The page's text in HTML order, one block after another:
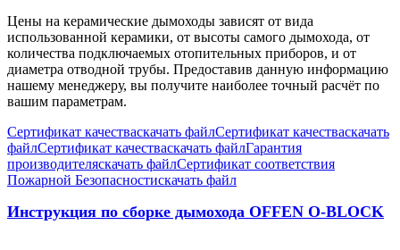
Цены на керамические дымоходы зависят от вида
использованной керамики, от высоты самого дымохода, от
количества подключаемых отопительных приборов, и от
диаметра отводной трубы. Предоставив данную информацию
нашему менеджеру, вы получите наиболее точный расчёт по
вашим параметрам.
Сертификат качестваскачать файлСертификат качестваскачать
файлСертификат качестваскачать файлГарантия
производителяскачать файлСертификат соответствия
Пожарной Безопасностискачать файл
Инструкция по сборке дымохода OFFEN O-BLOCK